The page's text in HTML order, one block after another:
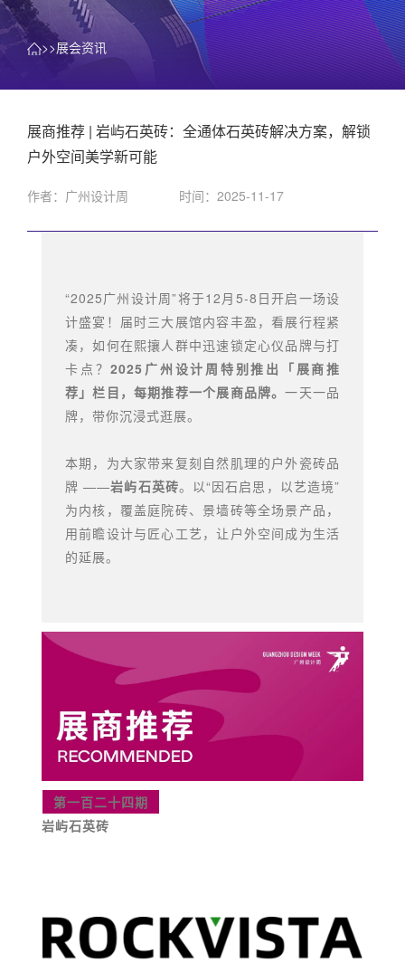
>>展会资讯
展商推荐 | 岩屿石英砖：全通体石英砖解决方案，解锁
户外空间美学新可能
作者：广州设计周 时间：2025-11-17
“2025广州设计周”将于12月5-8日开启一场设
计盛宴！届时三大展馆内容丰盈，看展行程紧
凑，如何在熙攘人群中迅速锁定心仪品牌与打
卡点？2025广州设计周特别推出「展商推
荐」栏目，每期推荐一个展商品牌。一天一品
牌，带你沉浸式逛展。
本期，为大家带来复刻自然肌理的户外瓷砖品
牌 ——岩屿石英砖。以“因石启思，以艺造境”
为内核，覆盖庭院砖、景墙砖等全场景产品，
用前瞻设计与匠心工艺，让户外空间成为生活
的延展。
第一百二十四期
岩屿石英砖